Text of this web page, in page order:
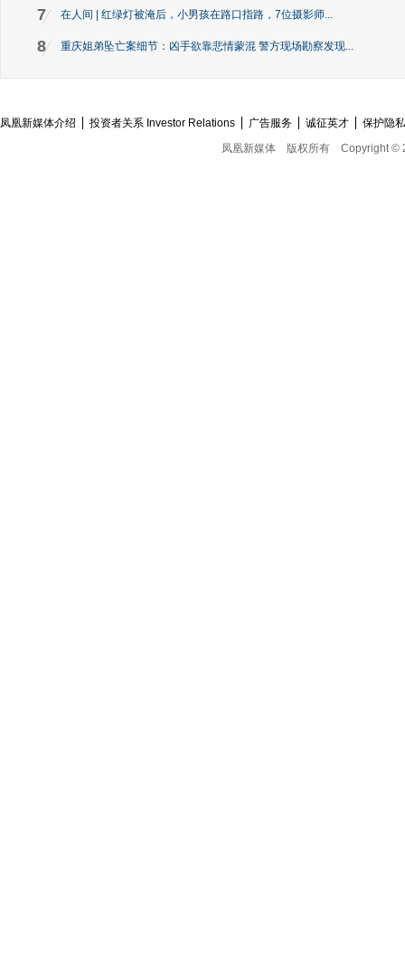
7 在人间 | 红绿灯被淹后，小男孩在路口指路，7位摄影师...
8 重庆姐弟坠亡案细节：凶手欲靠悲情蒙混 警方现场勘察发现...
凤凰新媒体介绍 投资者关系 Investor Relations 广告服务 诚征英才
保护隐
凤凰新媒体
版权所有 Copyright ©